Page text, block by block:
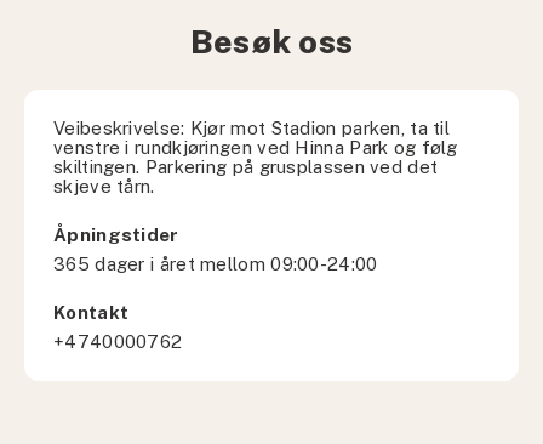
Besøk oss
Veibeskrivelse: Kjør mot Stadion parken, ta til
venstre i rundkjøringen ved Hinna Park og følg
skiltingen. Parkering på grusplassen ved det
skjeve tårn.
Åpningstider
365 dager i året mellom 09:00-24:00
Kontakt
+4740000762